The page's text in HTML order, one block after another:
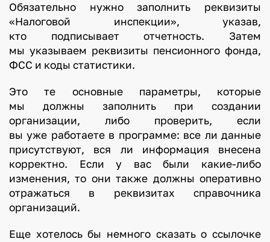
Обязательно нужно заполнить реквизиты
«Налоговой инспекции», указав,
кто подписывает отчетность. Затем
мы указываем реквизиты пенсионного фонда,
ФСС и коды статистики.
Это те основные параметры, которые
мы должны заполнить при создании
организации, либо проверить, если
вы уже работаете в программе: все ли данные
присутствуют, вся ли информация внесена
корректно. Если у вас были какие-либо
изменения, то они также должны оперативно
отражаться в реквизитах справочника
организаций.
Еще хотелось бы немного сказать о ссылочке